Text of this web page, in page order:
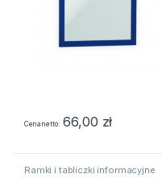
Cena netto 66,00 zł
Ramki i tabliczki informacyjne